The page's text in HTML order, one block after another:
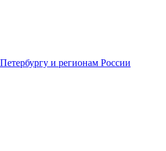
Петербургу и регионам России